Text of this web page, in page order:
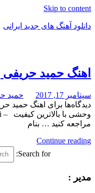
Skip to content
دانلود آهنگ های جدید ایرانی
آلبوم
موزیک
اهنگ حمید
سپتامبر 17, 2017
حمید
دیدگاه‌ها برای اهنگ حمید
مراجعه کنید … بنام
Continue reading
Search for:
مدیر :